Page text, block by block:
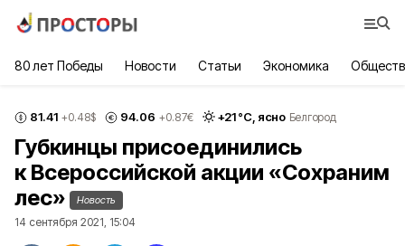
80 лет Победы Новости Статьи Экономика
81.41 +0.48$ 94.06 +0.87€ +21°С, ясно Белгород
Губкинцы присоединились
к Всероссийской акции «Сохраним
лес»
Новость
14 сентября 2021, 15:04